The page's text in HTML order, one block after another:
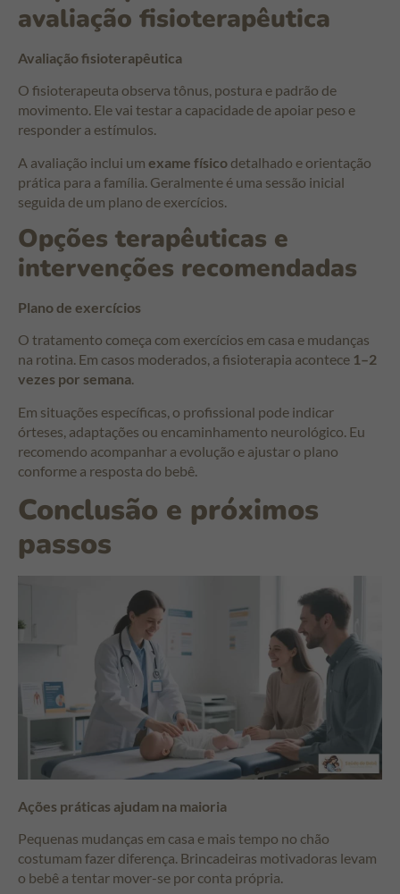
avaliação fisioterapêutica
Avaliação fisioterapêutica
O fisioterapeuta observa tônus, postura e padrão de
movimento. Ele vai testar a capacidade de apoiar peso e
responder a estímulos.
A avaliação inclui um exame físico detalhado e orientação
prática para a família. Geralmente é uma sessão inicial
seguida de um plano de exercícios.
Opções terapêuticas e
intervenções recomendadas
Plano de exercícios
O tratamento começa com exercícios em casa e mudanças
na rotina. Em casos moderados, a fisioterapia acontece 1–2
vezes por semana.
Em situações específicas, o profissional pode indicar
órteses, adaptações ou encaminhamento neurológico. Eu
recomendo acompanhar a evolução e ajustar o plano
conforme a resposta do bebê.
Conclusão e próximos
passos
Ações práticas ajudam na maioria
Pequenas mudanças em casa e mais tempo no chão
costumam fazer diferença. Brincadeiras motivadoras levam
o bebê a tentar mover-se por conta própria.